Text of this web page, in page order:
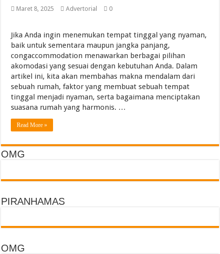
Beachfront vs Inland Bali Villas Daily Routines and Transport
Lemari Asam Laboratorium dan PP Storage Cabinet Laboratorium
Maret 8, 2025 Advertorial 0
Jika Anda ingin menemukan tempat tinggal yang nyaman,
baik untuk sementara maupun jangka panjang,
congaccommodation menawarkan berbagai pilihan
akomodasi yang sesuai dengan kebutuhan Anda. Dalam
artikel ini, kita akan membahas makna mendalam dari
sebuah rumah, faktor yang membuat sebuah tempat
tinggal menjadi nyaman, serta bagaimana menciptakan
suasana rumah yang harmonis. …
Read More »
OMG
PIRANHAMAS
OMG